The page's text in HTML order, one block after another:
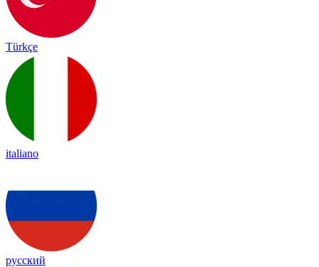
Türkçe
italiano
русский